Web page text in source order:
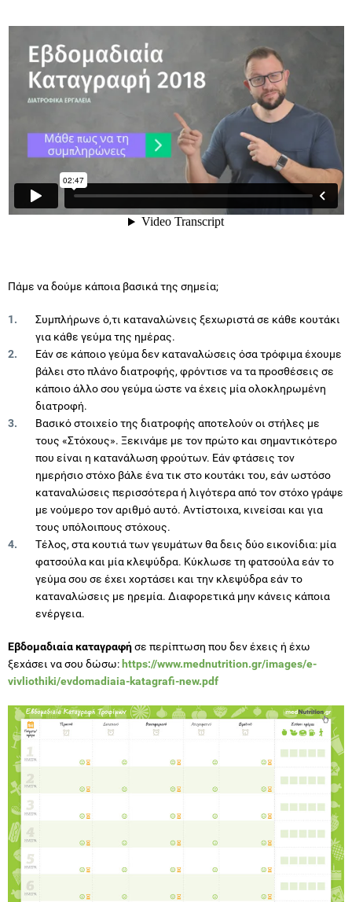
Πάμε να δούμε κάποια βασικά της σημεία;
Συμπλήρωνε ό,τι καταναλώνεις ξεχωριστά σε κάθε κουτάκι
για κάθε γεύμα της ημέρας.
Εάν σε κάποιο γεύμα δεν καταναλώσεις όσα τρόφιμα έχουμε
βάλει στο πλάνο διατροφής, φρόντισε να τα προσθέσεις σε
κάποιο άλλο σου γεύμα ώστε να έχεις μία ολοκληρωμένη
διατροφή.
Βασικό στοιχείο της διατροφής αποτελούν οι στήλες με
τους «Στόχους». Ξεκινάμε με τον πρώτο και σημαντικότερο
που είναι η κατανάλωση φρούτων. Εάν φτάσεις τον
ημερήσιο στόχο βάλε ένα τικ στο κουτάκι του, εάν ωστόσο
καταναλώσεις περισσότερα ή λιγότερα από τον στόχο γράψε
με νούμερο τον αριθμό αυτό. Αντίστοιχα, κινείσαι και για
τους υπόλοιπους στόχους.
Τέλος, στα κουτιά των γευμάτων θα δεις δύο εικονίδια: μία
φατσούλα και μία κλεψύδρα. Κύκλωσε τη φατσούλα εάν το
γεύμα σου σε έχει χορτάσει και την κλεψύδρα εάν το
καταναλώσεις με ηρεμία. Διαφορετικά μην κάνεις κάποια
ενέργεια.
Εβδομαδιαία καταγραφήσε περίπτωση που δεν έχεις ή έχω
ξεχάσει να σου δώσω: https://www.mednutrition.gr/images/e-
vivliothiki/evdomadiaia-katagrafi-new.pdf